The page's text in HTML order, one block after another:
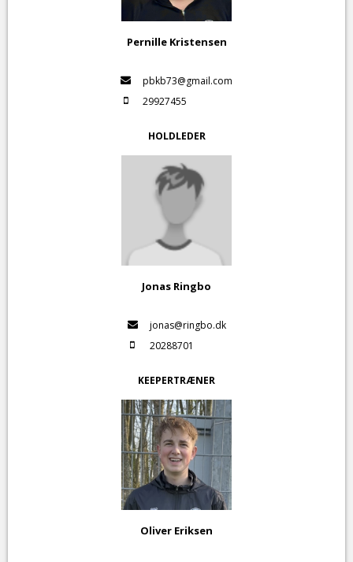
Pernille Kristensen
pbkb73@gmail.com
29927455
HOLDLEDER
Jonas Ringbo
jonas@ringbo.dk
20288701
KEEPERTRÆNER
Oliver Eriksen